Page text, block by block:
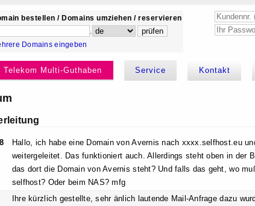
bestellen / Domains umziehen / reservieren
.
Domains eingeben
Telekom Multi-Guthaben Service Kontakt
Hallo, ich habe eine Domain von Avernis nach xxxx.selfhost.eu
weitergeleitet. Das funktioniert auch. Allerdings steht oben in der
das dort die Domain von Avernis steht? Und falls das geht, wo
selfhost? Oder beim NAS? mfg
Ihre kürzlich gestellte, sehr änlich lautende Mail-Anfrage dazu